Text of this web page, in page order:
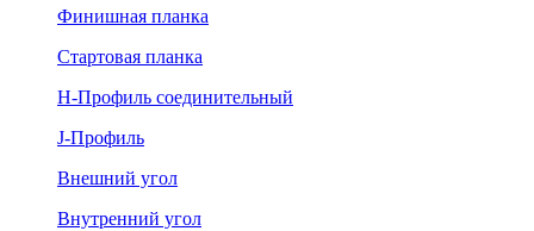
Финишная планка
Стартовая планка
Н-Профиль соединительный
J-Профиль
Внешний угол
Внутренний угол